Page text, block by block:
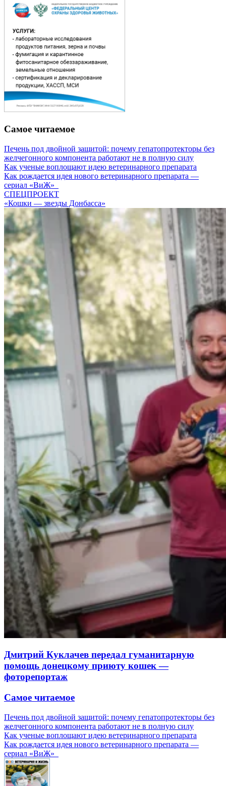
Самое читаемое
Печень под двойной защитой: почему гепатопротекторы без
желчегонного компонента работают не в полную силу
Как ученые воплощают идею ветеринарного препарата
Как рождается идея нового ветеринарного препарата —
сериал «ВиЖ»
СПЕЦПРОЕКТ
«Кошки — звезды Донбасса»
Дмитрий Куклачев передал гуманитарную
помощь донецкому приюту кошек —
фоторепортаж
Самое читаемое
Печень под двойной защитой: почему гепатопротекторы без
желчегонного компонента работают не в полную силу
Как ученые воплощают идею ветеринарного препарата
Как рождается идея нового ветеринарного препарата —
сериал «ВиЖ»